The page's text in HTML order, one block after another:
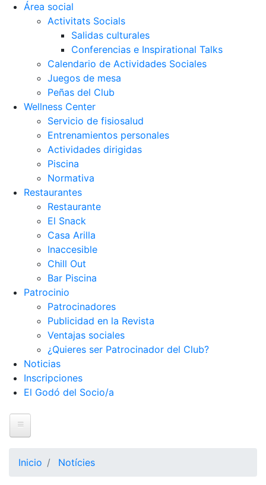
Área social
Activitats Socials
Salidas culturales
Conferencias e Inspirational Talks
Calendario de Actividades Sociales
Juegos de mesa
Peñas del Club
Wellness Center
Servicio de fisiosalud
Entrenamientos personales
Actividades dirigidas
Piscina
Normativa
Restaurantes
Restaurante
El Snack
Casa Arilla
Inaccesible
Chill Out
Bar Piscina
Patrocinio
Patrocinadores
Publicidad en la Revista
Ventajas sociales
¿Quieres ser Patrocinador del Club?
Noticias
Inscripciones
El Godó del Socio/a
Inicio Notícies